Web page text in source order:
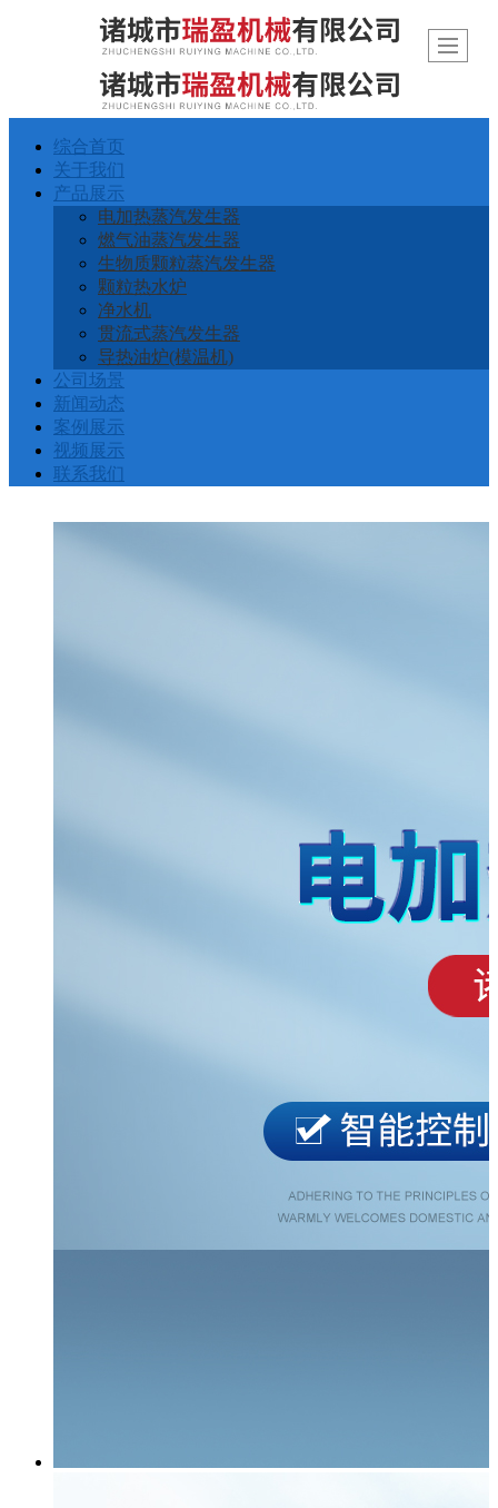
综合首页
关于我们
产品展示
电加热蒸汽发生器
燃气油蒸汽发生器
生物质颗粒蒸汽发生器
颗粒热水炉
净水机
贯流式蒸汽发生器
导热油炉(模温机)
公司场景
新闻动态
案例展示
视频展示
联系我们